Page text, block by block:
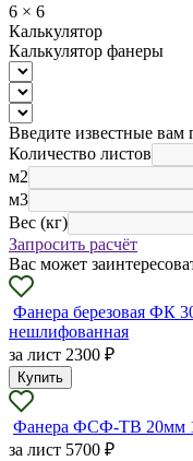
6 × 6
Калькулятор
Калькулятор фанеры
Введите известные вам
Количество листов
м2
м3
Вес (кг)
Запросить расчёт
Вас может
Фанера березовая ФК
нешлифованная
за лист 2300 ₽
Купить
Фанера ФСФ-ТВ 20мм
за лист 5700 ₽